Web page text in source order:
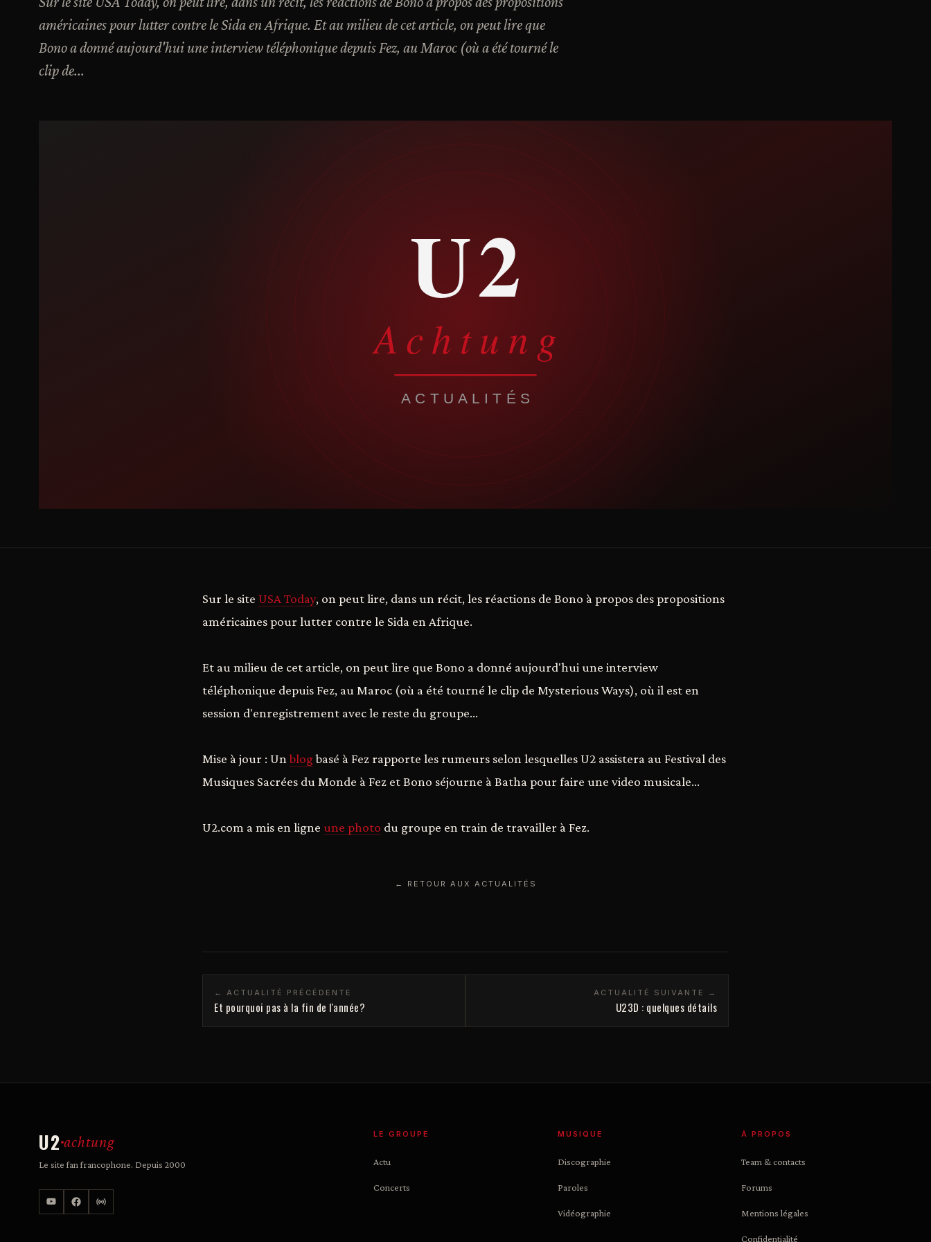
américaines pour lutter contre le Sida en Afrique. Et au milieu de cet article, on peut lire que
Bono a donné aujourd'hui une interview téléphonique depuis Fez, au Maroc (où a été tourné le
clip de...
Sur le site USA Today, on peut lire, dans un récit, les réactions de Bono à propos des propositions
américaines pour lutter contre le Sida en Afrique.
Et au milieu de cet article, on peut lire que Bono a donné aujourd'hui une interview
téléphonique depuis Fez, au Maroc (où a été tourné le clip de Mysterious Ways), où il est en
session d'enregistrement avec le reste du groupe...
Mise à jour : Unblogbasé à Fez rapporte les rumeurs selon lesquelles U2 assistera au Festival des
Musiques Sacrées du Monde à Fez et Bono séjourne à Batha pour faire une video musicale...
U2.com a mis en ligne une photo du groupe en train de travailler à Fez.
← RETOUR AUX ACTUALITÉS
← ACTUALITÉ PRÉCÉDENTE
Et pourquoi pas à la fin de l'année?
ACTUALITÉ SUIVANTE →
U23D : quelques détails
U2 achtung
Le site fan francophone. Depuis 2000
LE GROUPE
Actu
Concerts
MUSIQUE
Discographie
Paroles
Vidéographie
À PROPOS
Team & contacts
Forums
Mentions légales
Confidentialité